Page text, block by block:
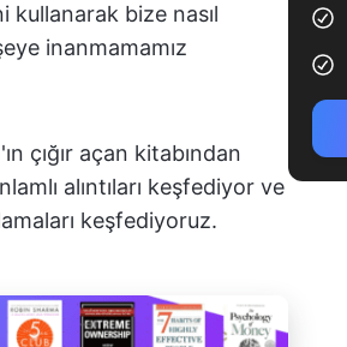
kullanarak bize nasıl
inanmamamız
çığır açan kitabından
alıntıları keşfediyor ve
keşfediyoruz.